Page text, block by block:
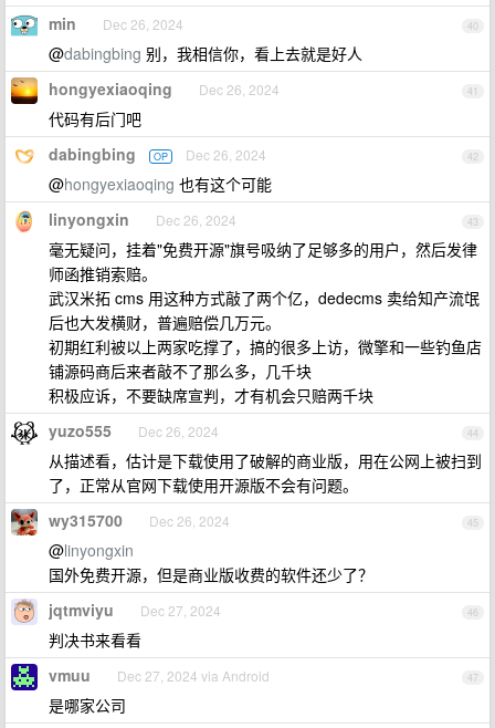
40
min Dec 26, 2024
@dabingbing 别，我相信你，看上去就是好人
41
hongyexiaoqing Dec 26, 2024
代码有后门吧
42
dabingbing OP Dec 26, 2024
@hongyexiaoqing 也有这个可能
43
linyongxin Dec 26, 2024
毫无疑问，挂着"免费开源"旗号吸纳了足够多的用户，然后发律
师函推销索赔。
武汉米拓 cms 用这种方式敲了两个亿，dedecms 卖给知产流氓
后也大发横财，普遍赔偿几万元。
初期红利被以上两家吃撑了，搞的很多上访，微擎和一些钓鱼店
铺源码商后来者敲不了那么多，几千块
积极应诉，不要缺席宣判，才有机会只赔两千块
44
yuzo555 Dec 26, 2024
从描述看，估计是下载使用了破解的商业版，用在公网上被扫到
了，正常从官网下载使用开源版不会有问题。
45
wy315700 Dec 26, 2024
@linyongxin
国外免费开源，但是商业版收费的软件还少了？
46
jqtmviyu Dec 27, 2024
判决书来看看
47
vmuu Dec 27, 2024 via Android
是哪家公司